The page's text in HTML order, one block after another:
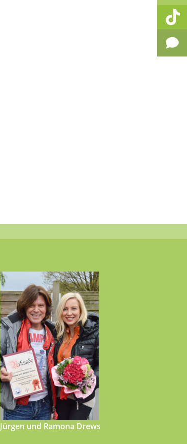
Jürgen und Ramona Drews